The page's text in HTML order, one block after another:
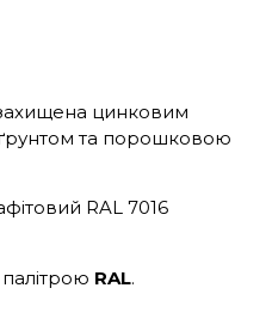
цинковим
та порошковою
RAL 7016
RAL.